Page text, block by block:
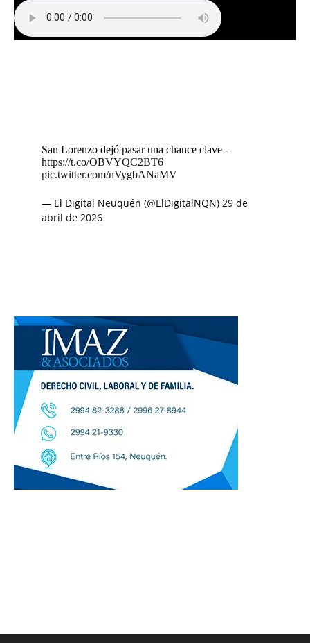
San Lorenzo dejó pasar una chance clave -
https://t.co/OBVYQC2BT6
pic.twitter.com/nVygbANaMV
— El Digital Neuquén (@ElDigitalNQN) 29 de
abril de 2026